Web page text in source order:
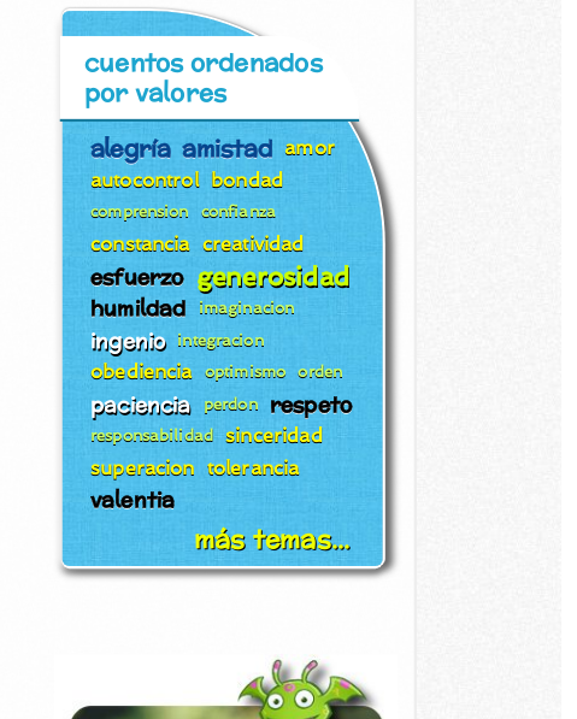
cuentos ordenados
por valores
alegría amistad amor
autocontrol bondad
comprension confianza
constancia creatividad
esfuerzo generosidad
humildad imaginacion
ingenio integracion
obediencia optimismo orden
paciencia perdon respeto
responsabilidad sinceridad
superacion tolerancia
valentia
más temas...